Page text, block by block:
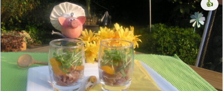
👍